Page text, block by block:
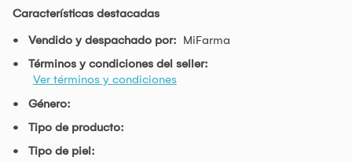
Características destacadas
Vendido y despachado por: MiFarma
Términos y condiciones del seller:
Ver términos y condiciones
Género:
Tipo de producto:
Tipo de piel: